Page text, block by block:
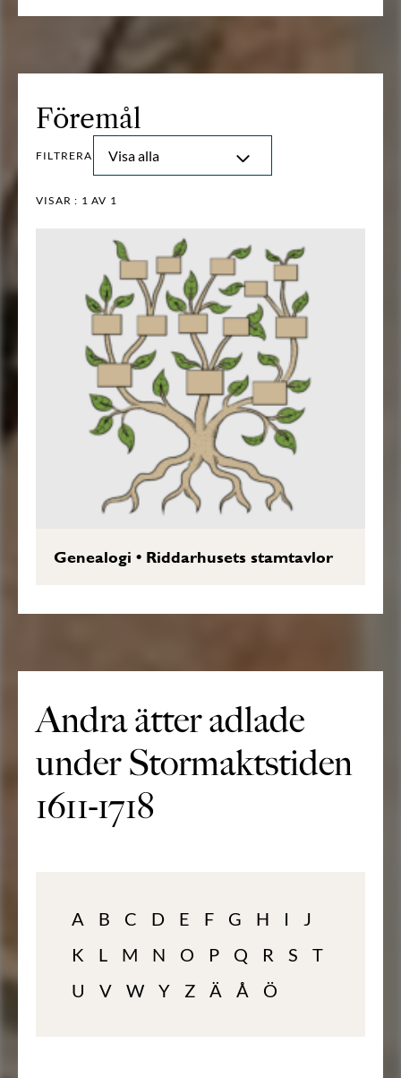
Föremål
FILTRERA Visa alla
VISAR : 1 AV 1
Genealogi • Riddarhusets stamtavlor
Andra ätter adlade
under Stormaktstiden
1611-1718
A B C D E F G H I
J
K
L M N O P Q R S
T
U
V W Y Z Ä Å Ö